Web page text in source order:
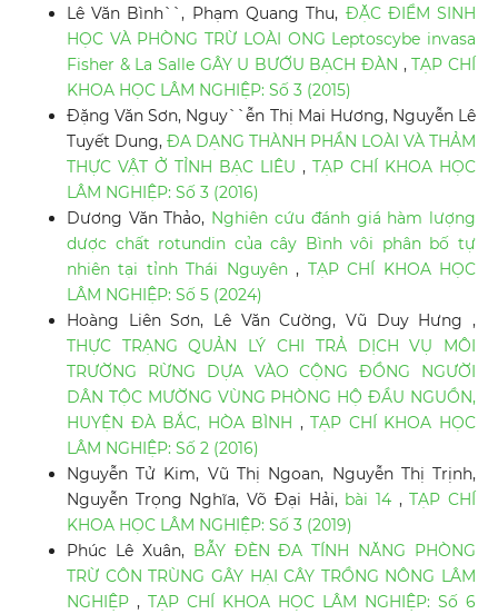
Lê Văn Bình``, Phạm Quang Thu, ĐẶC ĐIỂM SINH
HỌC VÀ PHÒNG TRỪ LOÀI ONG Leptoscybe invasa
Fisher & La Salle GÂY U BƯỚU BẠCH ĐÀN ,TẠP CHÍ
KHOA HỌC LÂM NGHIỆP: Số 3 (2015)
Đặng Văn Sơn, Nguy``ễn Thị Mai Hương, Nguyễn Lê
Tuyết Dung, ĐA DẠNG THÀNH PHẦN LOÀI VÀ THẢM
THỰC VẬT Ở TỈNH BẠC LIÊU,TẠP CHÍ KHOA HỌC
LÂM NGHIỆP: Số 3 (2016)
Dương Văn Thảo, Nghiên cứu đánh giá hàm lượng
dược chất rotundin của cây Bình vôi phân bố tự
nhiên tại tỉnh Thái Nguyên, TẠP CHÍ KHOA HỌC
LÂM NGHIỆP: Số 5 (2024)
Hoàng Liên Sơn, Lê Văn Cường, Vũ Duy Hưng ,
THỰC TRẠNG QUẢN LÝ CHI TRẢ DỊCH VỤ MÔI
TRƯỜNG RỪNG DỰA VÀO CỘNG ĐỒNG NGƯỜI
DÂN TỘC MƯỜNG VÙNG PHÒNG HỘ ĐẦU NGUỒN,
HUYỆN ĐÀ BẮC, HÒA BÌNH ,TẠP CHÍ KHOA HỌC
LÂM NGHIỆP: Số 2 (2016)
Nguyễn Tử Kim, Vũ Thị Ngoan, Nguyễn Thị Trịnh,
Nguyễn Trọng Nghĩa, Võ Đại Hải, bài 14 ,TẠP CHÍ
KHOA HỌC LÂM NGHIỆP: Số 3 (2019)
Phúc Lê Xuân, BẪY ĐÈN ĐA TÍNH NĂNG PHÒNG
TRỪ CÔN TRÙNG GÂY HẠI CÂY TRỒNG NÔNG LÂM
NGHIỆP , TẠP CHÍ KHOA HỌC LÂM NGHIỆP: Số 6